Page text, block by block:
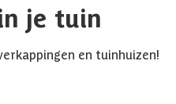
je tuin
en tuinhuizen!